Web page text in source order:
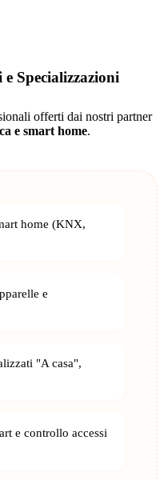
Specializzazioni
offerti dai nostri partner
e smart home.
home (KNX,
e
"A casa",
e controllo accessi